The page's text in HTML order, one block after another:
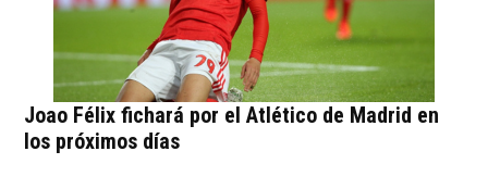
Joao Félix fichará por el Atlético de Madrid en
los próximos días